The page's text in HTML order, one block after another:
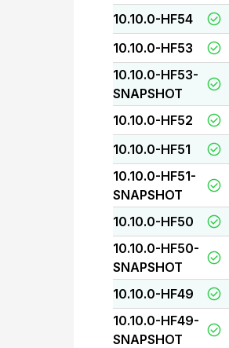
10.10.0-HF54
10.10.0-HF53
10.10.0-HF53-
SNAPSHOT
10.10.0-HF52
10.10.0-HF51
10.10.0-HF51-
SNAPSHOT
10.10.0-HF50
10.10.0-HF50-
SNAPSHOT
10.10.0-HF49
10.10.0-HF49-
SNAPSHOT